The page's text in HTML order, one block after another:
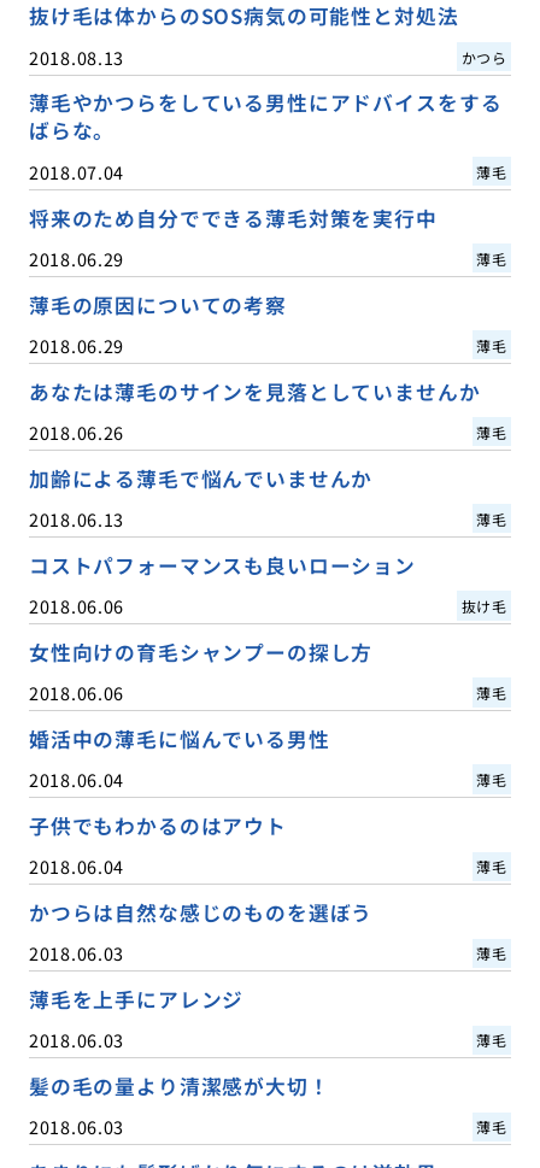
抜け毛は体からのSOS病気の可能性と対処法
2018.08.13 かつら
薄毛やかつらをしている男性にアドバイスをする
ばらな。
2018.07.04 薄毛
将来のため自分でできる薄毛対策を実行中
2018.06.29 薄毛
薄毛の原因についての考察
2018.06.29 薄毛
あなたは薄毛のサインを見落としていませんか
2018.06.26 薄毛
加齢による薄毛で悩んでいませんか
2018.06.13 薄毛
コストパフォーマンスも良いローション
2018.06.06 抜け毛
女性向けの育毛シャンプーの探し方
2018.06.06 薄毛
婚活中の薄毛に悩んでいる男性
2018.06.04 薄毛
子供でもわかるのはアウト
2018.06.04 薄毛
かつらは自然な感じのものを選ぼう
2018.06.03 薄毛
薄毛を上手にアレンジ
2018.06.03 薄毛
髪の毛の量より清潔感が大切！
2018.06.03 薄毛